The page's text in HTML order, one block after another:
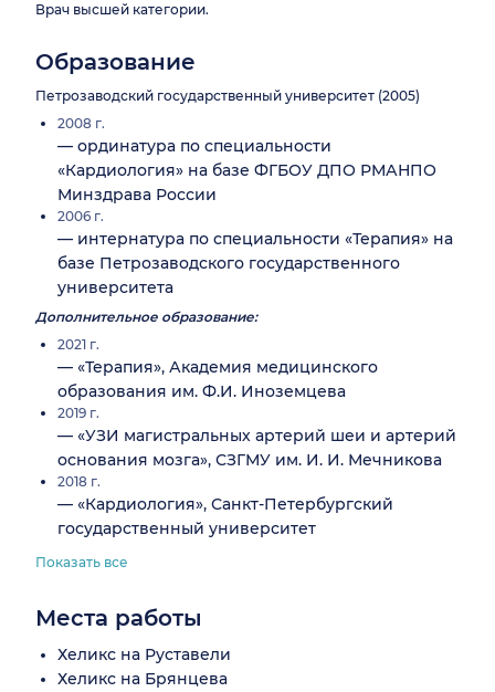
Врач высшей категории.
Образование
Петрозаводский государственный университет (2005)
2008 г.
— ординатура по специальности
«Кардиология» на базе ФГБОУ ДПО РМАНПО
Минздрава России
2006 г.
— интернатура по специальности «Терапия» на
базе Петрозаводского государственного
университета
Дополнительное образование:
2021 г.
— «Терапия», Академия медицинского
образования им. Ф.И. Иноземцева
2019 г.
— «УЗИ магистральных артерий шеи и артерий
основания мозга», СЗГМУ им. И. И. Мечникова
2018 г.
— «Кардиология», Санкт-Петербургский
государственный университет
Показать все
Места работы
Хеликс на Руставели
Хеликс на Брянцева